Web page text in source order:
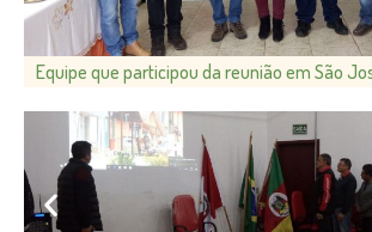
Equipe que participou da reunião em São